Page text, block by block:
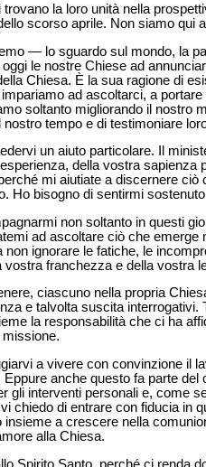
la loro unità nella
scorso aprile. Non siamo qui
— lo sguardo sul mondo, la
le nostre Chiese ad
Chiesa. È la sua ragione di
ad ascoltarci, a
soltanto migliorando il nostro
tempo e di testimoniare
un aiuto particolare. Il
della vostra
mi aiutiate a discernere
Ho bisogno di sentirmi
non soltanto in questi
ad ascoltare ciò che
non ignorare le fatiche, le
vostra franchezza e della vostra
ciascuno nella propria
e talvolta suscita
la responsabilità che ci ha
missione.
a vivere con convinzione il
anche questo fa parte
gli interventi personali e, come
chiedo di entrare con fiducia in
a crescere nella
alla Chiesa.
Spirito Santo, perché ci renda